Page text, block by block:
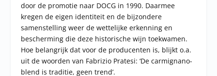
door de promotie naar DOCG in 1990. Daarmee
kregen de eigen identiteit en de bijzondere
samenstelling weer de wettelijke erkenning en
bescherming die deze historische wijn toekwamen.
Hoe belangrijk dat voor de producenten is, blijkt o.a.
uit de woorden van Fabrizio Pratesi: ‘De carmignano-
blend is traditie, geen trend’.